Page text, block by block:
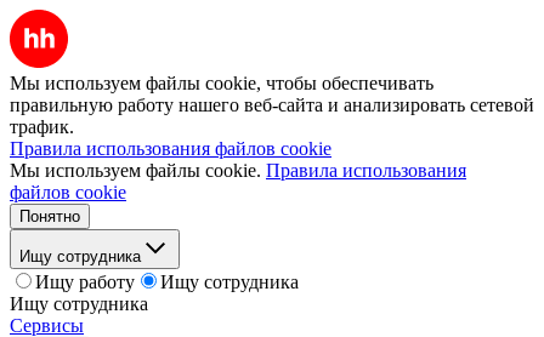
Мы используем файлы cookie, чтобы обеспечивать
правильную работу нашего веб-сайта и анализировать сетевой
трафик.
Правила использования файлов cookie
Мы используем файлы cookie. Правила использования
файлов cookie
Понятно
Ищу сотрудника
Ищу работу
Ищу сотрудника
Ищу сотрудника
Сервисы